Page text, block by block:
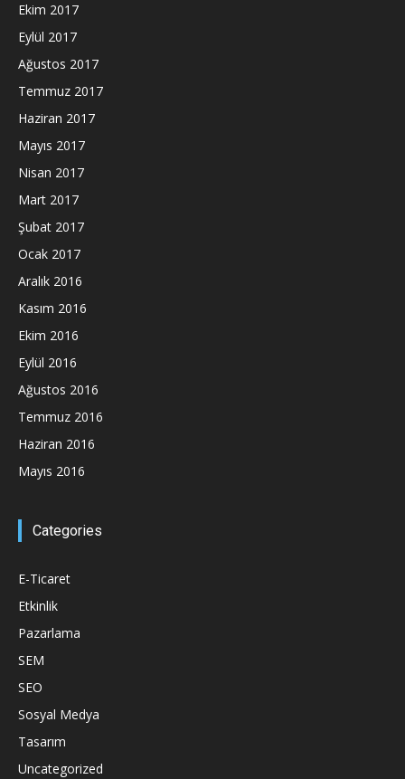
Ekim 2017
Eylül 2017
Ağustos 2017
Temmuz 2017
Haziran 2017
Mayıs 2017
Nisan 2017
Mart 2017
Şubat 2017
Ocak 2017
Aralık 2016
Kasım 2016
Ekim 2016
Eylül 2016
Ağustos 2016
Temmuz 2016
Haziran 2016
Mayıs 2016
Categories
E-Ticaret
Etkinlik
Pazarlama
SEM
SEO
Sosyal Medya
Tasarım
Uncategorized